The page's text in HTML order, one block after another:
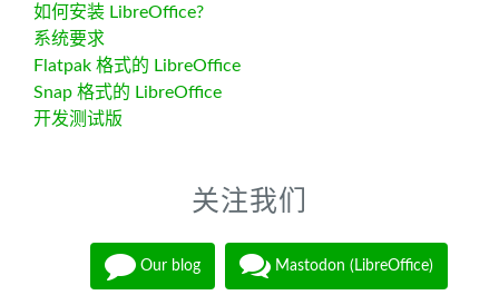
如何安装 LibreOffice?
系统要求
Flatpak 格式的 LibreOffice
Snap 格式的 LibreOffice
开发测试版
关注我们
Our blog Mastodon (LibreOffice)